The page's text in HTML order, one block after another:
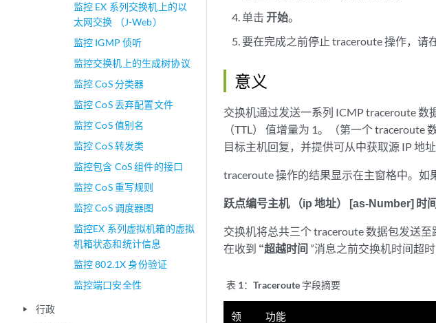
监控 EX 系列交换机上的以
太网交换 （J-Web）
监控 IGMP 侦听
监控交换机上的生成树协议
监控 CoS 分类器
监控 CoS 丢弃配置文件
监控 CoS 值别名
监控 CoS 转发类
监控包含 CoS 组件的接口
监控 CoS 重写规则
监控 CoS 调度器图
监控EX 系列虚拟机箱的虚拟
机箱状态和统计信息
监控 802.1X 身份验证
监控端口安全性
play_arrow 行政
单击开始。
要在完成之前停止 traceroute 操作，请
意义
交换机通过发送一系列 ICMP traceroute
（TTL） 值增量为 1。（第一个 traceroute
目标主机回复，并提供可从中获取源 IP 地址
traceroute 操作的结果显示在主窗格中。如
跃点编号主机 （ip 地址） [as-Number] 时
交换机将总共三个 traceroute 数据包发送
在收到 “超越时间 ”消息之前交换机时间超
表 1： Traceroute 字段摘要
领
功能